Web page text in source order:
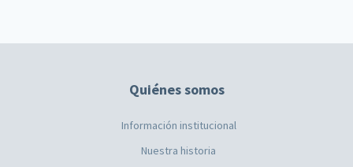
Quiénes somos
Información institucional
Nuestra historia